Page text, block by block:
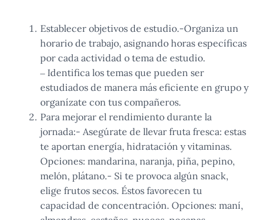
Establecer objetivos de estudio.-Organiza un
horario de trabajo, asignando horas específicas
por cada actividad o tema de estudio.
– Identifica los temas que pueden ser
estudiados de manera más eficiente en grupo y
organízate con tus compañeros.
Para mejorar el rendimiento durante la
jornada:- Asegúrate de llevar fruta fresca: estas
te aportan energía, hidratación y vitaminas.
Opciones: mandarina, naranja, piña, pepino,
melón, plátano.- Si te provoca algún snack,
elige frutos secos. Éstos favorecen tu
capacidad de concentración. Opciones: maní,